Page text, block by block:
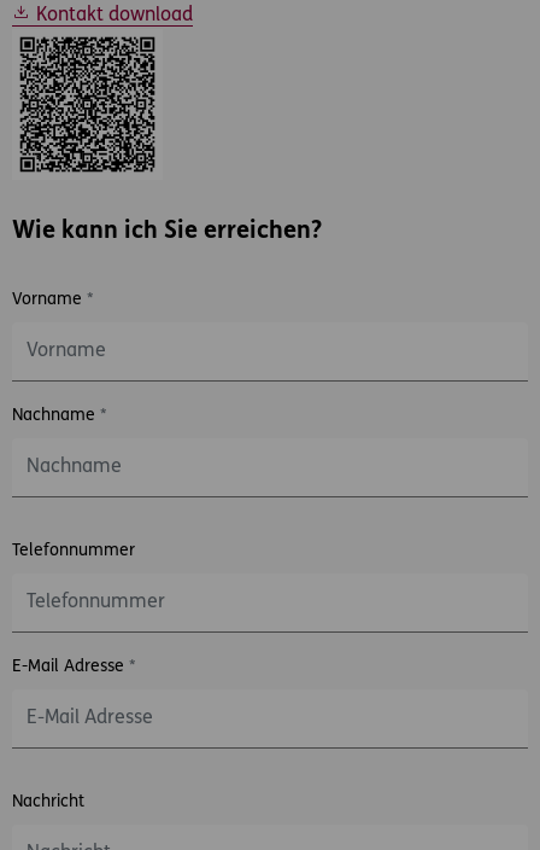
Kontakt download
Wie kann ich Sie erreichen?
Vorname *
Nachname *
Telefonnummer
E-Mail Adresse *
Nachricht